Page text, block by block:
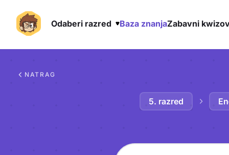
Odaberi razred Baza znanjaZabavni
NATRAG
5. razred